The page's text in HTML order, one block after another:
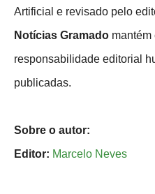
Artificial e revisado pelo
Notícias Gramado mantém
responsabilidade editorial
publicadas.
Sobre o autor:
Editor: Marcelo Neves